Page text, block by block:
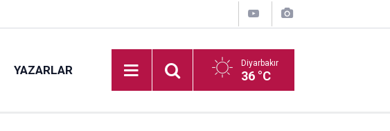
YAZARLAR Diyarbakır
36 °C